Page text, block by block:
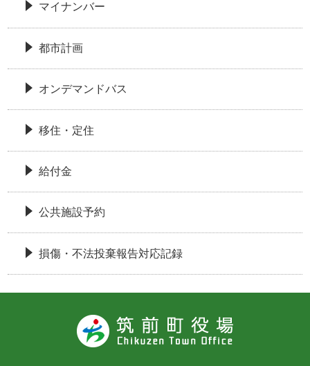
マイナンバー
都市計画
オンデマンドバス
移住・定住
給付金
公共施設予約
損傷・不法投棄報告対応記録